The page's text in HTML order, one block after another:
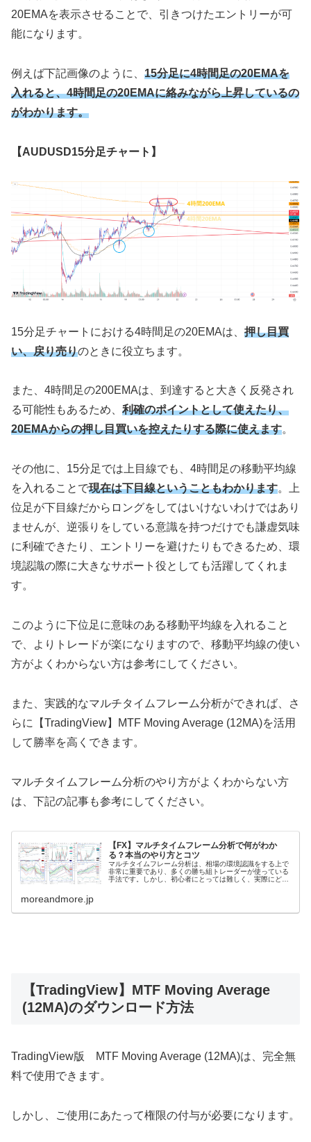
20EMAを表示させることで、引きつけたエントリーが可
能になります。
例えば下記画像のように、 15分足に4時間足の20EMAを
入れると、4時間足の20EMAに絡みながら上昇しているの
がわかります。
【AUDUSD15分足チャート】
15分足チャートにおける4時間足の20EMAは、 押し目買
い、戻り売りのときに役立ちます。
また、4時間足の200EMAは、到達すると大きく反発され
る可能性もあるため、 利確のポイントとして使えたり、
20EMAからの押し目買いを控えたりする際に使えます。
その他に、15分足では上目線でも、4時間足の移動平均線
を入れることで現在は下目線ということもわかります。上
位足が下目線だからロングをしてはいけないわけではあり
ませんが、逆張りをしている意識を持つだけでも謙虚気味
に利確できたり、エントリーを避けたりもできるため、環
境認識の際に大きなサポート役としても活躍してくれま
す。
このように下位足に意味のある移動平均線を入れること
で、よりトレードが楽になりますので、移動平均線の使い
方がよくわからない方は参考にしてください。
また、実践的なマルチタイムフレーム分析ができれば、さ
らに【TradingView】
MTF Moving Average (12MA)を活用
して勝率を高くできます。
マルチタイムフレーム分析のやり方がよくわからない方
は、下記の記事も参考にしてください。
【FX】マルチタイムフレーム分析で何がわか
る？本当のやり方とコツ
マルチタイムフレーム分析は、相場の環境認識をする上で
非常に重要であり、多くの勝ち組トレーダーが使っている
手法です。しかし、初心者にとっては難しく、実際にどの
moreandmore.jp
【TradingView】MTF Moving Average
(12MA)のダウンロード方法
TradingView版 MTF Moving Average (12MA)は、完全無
料で使用できます。
しかし、ご使用にあたって権限の付与が必要になります。